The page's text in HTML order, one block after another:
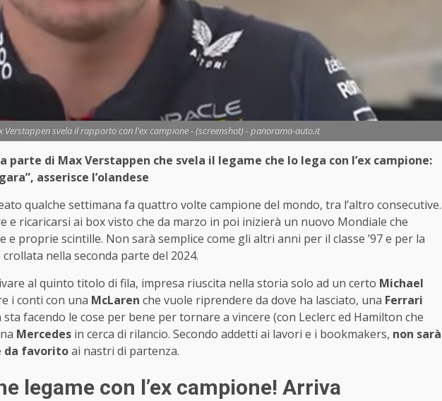
Verstappen svela il rapporto con l'ex campione - (screenshot) - panorama-auto.it
parte di Max Verstappen che svela il legame che lo lega con l’ex campione:
asserisce l’olandese
qualche settimana fa quattro volte campione del mondo, tra l’altro consecutive.
e ricaricarsi ai box visto che da marzo in poi inizierà un nuovo Mondiale che
proprie scintille. Non sarà semplice come gli altri anni per il classe ’97 e per la
nella seconda parte del 2024.
al quinto titolo di fila, impresa riuscita nella storia solo ad un certo Michael
i conti con una McLaren che vuole riprendere da dove ha lasciato, una Ferrari
facendo le cose per bene per tornare a vincere (con Leclerc ed Hamilton che
Mercedes in cerca di rilancio. Secondo addetti ai lavori e i bookmakers, non sarà
da favoritoai nastri di partenza.
legame con l’ex campione! Arriva